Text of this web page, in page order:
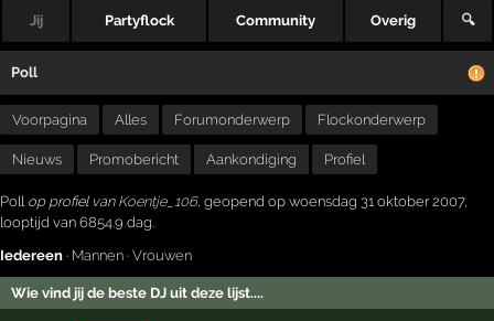
Jij Partyflock Community Overig 🔍
Poll
Voorpagina Alles Forumonderwerp Flockonderwerp
Nieuws Promobericht Aankondiging Profiel
Poll op profiel van Koentje_106, geopend op woensdag 31 oktober 2007,
looptijd van 6854.9 dag.
Iedereen · Mannen · Vrouwen
Wie vind jij de beste DJ uit deze lijst....